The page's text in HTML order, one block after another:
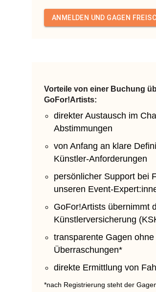
ANMELDEN UND GAGEN
Vorteile von einer Buchung
GoFor!Artists:
direkter Austausch im
Abstimmungen
von Anfang an klare
Künstler-Anforderungen
persönlicher Support bei
unseren Event-
GoFor!Artists übernimmt
Künstlerversicherung
transparente Gagen ohne
Überraschungen*
direkte Ermittlung von
*nach Registrierung steht der